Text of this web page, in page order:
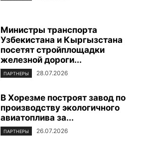
Министры транспорта
Узбекистана и Кыргызстана
посетят стройплощадки
железной дороги...
ПАРТНЕРЫ 28.07.2026
В Хорезме построят завод по
производству экологичного
авиатоплива за...
ПАРТНЕРЫ 26.07.2026